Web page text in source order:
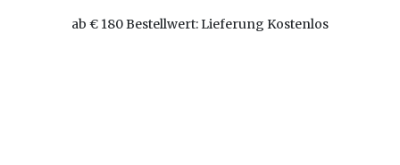
ab € 180 Bestellwert: Lieferung Kostenlos